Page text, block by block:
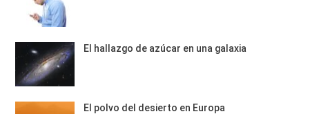
El hallazgo de azúcar en una galaxia
El polvo del desierto en Europa